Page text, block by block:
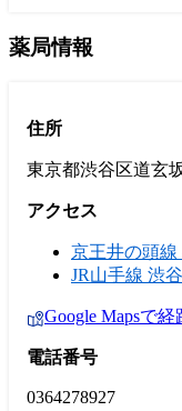
薬局情報
住所
東京都渋谷区道玄
アクセス
京王井の頭線
JR山手線 渋
Google Mapsで
電話番号
0364278927